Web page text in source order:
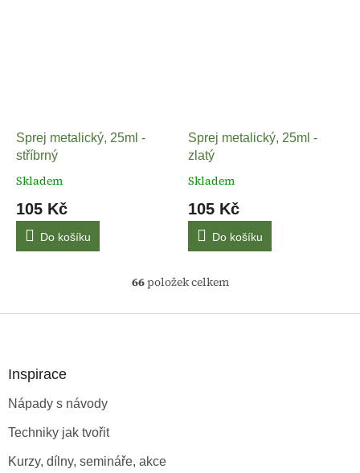
Sprej metalický, 25ml -
stříbrný
Skladem
105 Kč
Do košíku
Sprej metalický, 25ml -
zlatý
Skladem
105 Kč
Do košíku
O
l
66položek celkem
Inspirace
Nápady s návody
Techniky jak tvořit
Kurzy, dílny, semináře, akce